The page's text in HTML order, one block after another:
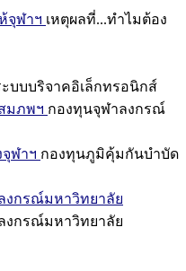
จุฬาฯ เหตุผลที่...ทำไมต้อง
ะบบบริจาคอิเล็กทรอนิกส์
มภพฯ กองทุนจุฬาลงกรณ์
ฬาฯ กองทุนภูมิคุ้มกันบำบัด
งกรณ์มหาวิทยาลัย
งกรณ์มหาวิทยาลัย